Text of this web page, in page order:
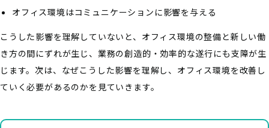
オフィス環境はコミュニケーションに影響を与える
こうした影響を理解していないと、オフィス環境の整備と新しい働
き方の間にずれが生じ、業務の創造的・効率的な遂行にも支障が生
じます。次は、なぜこうした影響を理解し、オフィス環境を改善し
ていく必要があるのかを見ていきます。